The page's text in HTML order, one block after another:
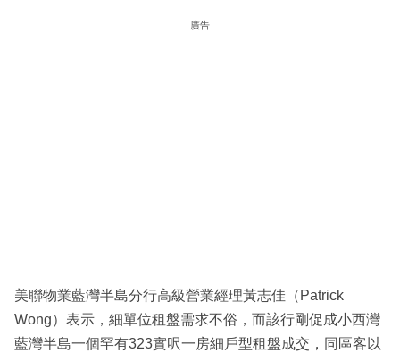
廣告
美聯物業藍灣半島分行高級營業經理黃志佳（Patrick
Wong）表示，細單位租盤需求不俗，而該行剛促成小西灣
藍灣半島一個罕有323實呎一房細戶型租盤成交，同區客以